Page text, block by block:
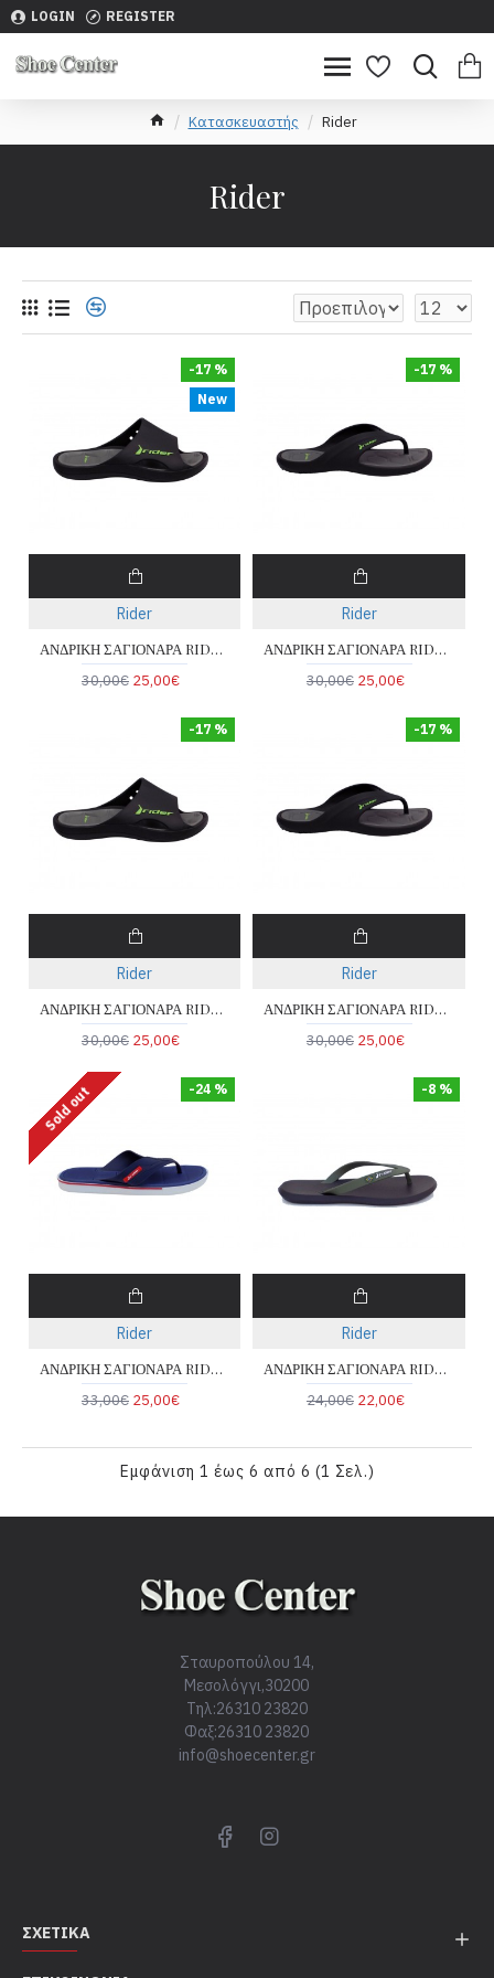
LOGIN REGISTER
Κατασκευαστής Rider
Rider
New
-17 %
Rider
ΑΝΔΡΙΚΗ ΣΑΓΙΟΝΑΡΑ RIDER 780-26018-16-1
30,00€ 25,00€
-17 %
Rider
ΑΝΔΡΙΚΗ ΣΑΓΙΟΝΑΡΑ RIDER 780-25017-19-1
30,00€ 25,00€
-17 %
Rider
ΑΝΔΡΙΚΗ ΣΑΓΙΟΝΑΡΑ RIDER 780-25018-19-1
30,00€ 25,00€
-17 %
Rider
ΑΝΔΡΙΚΗ ΣΑΓΙΟΝΑΡΑ RIDER 780-25017-16-1
30,00€ 25,00€
-24 %
Sold out
Rider
ΑΝΔΡΙΚΗ ΣΑΓΙΟΝΑΡΑ RIDER 780-25005-19-2
33,00€ 25,00€
-8 %
Rider
ΑΝΔΡΙΚΗ ΣΑΓΙΟΝΑΡΑ RIDER 780-24010-19-3
24,00€ 22,00€
Εμφάνιση 1 έως 6 από 6 (1 Σελ.)
Σταυροπούλου 14,
Μεσολόγγι,30200
Τηλ:26310 23820
Φαξ:26310 23820
info@shoecenter.gr
ΣΧΕΤΙΚΆ